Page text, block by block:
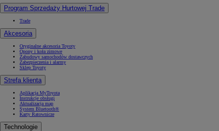
Program Sprzedaży Hurtowej Trade
Trade
Akcesoria
Oryginalne akcesoria Toyoty
Opony i koła zimowe
Zabudowy samochodów dostawczych
Zabezpieczenia i alarmy
Sklep Toyoty
Strefa klienta
Aplikacja MyToyota
Instrukcje obsługi
Aktualizacja map
System Bluetooth®
Karty Ratownicze
Technologie